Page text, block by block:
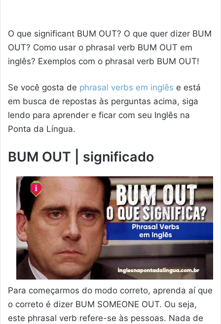
O que significant BUM OUT? O que quer dizer BUM
OUT? Como usar o phrasal verb BUM OUT em
inglês? Exemplos com o phrasal verb BUM OUT!
Se você gosta de phrasal verbs em inglês e está
em busca de repostas às perguntas acima, siga
lendo para aprender e ficar com seu Inglês na
Ponta da Língua.
BUM OUT | significado
Para começarmos do modo correto, aprenda aí que
o correto é dizer BUM SOMEONE OUT. Ou seja,
este phrasal verb refere-se às pessoas. Nada de